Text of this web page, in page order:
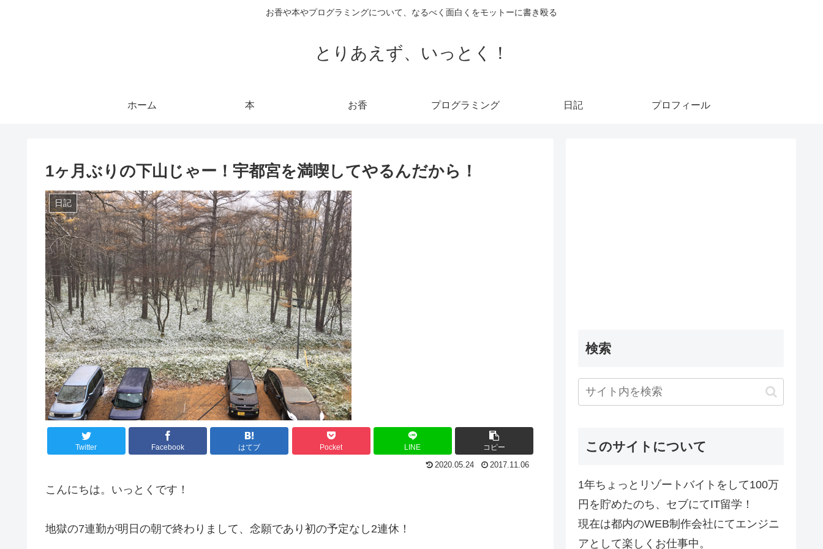
お香や本やプログラミングについて、なるべく面白くをモットーに書き殴る
とりあえず、いっとく！
ホーム 本 お香 プログラミング 日記 プロフィール
1ヶ月ぶりの下山じゃー！宇都宮を満喫してやるんだから！
日記
Twitter Facebook はてブ Pocket LINE コピー
2020.05.24 2017.11.06
こんにちは。いっとくです！
地獄の7連勤が明日の朝で終わりまして、念願であり初の予定なし2連休！
検索
このサイトについて
1年ちょっとリゾートバイトをして100万
円を貯めたのち、セブにてIT留学！
現在は都内のWEB制作会社にてエンジニ
アとして楽しくお仕事中。